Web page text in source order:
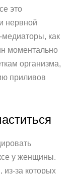
это
нервной
как
моментально
организма,
приливов
у женщины.
за которых